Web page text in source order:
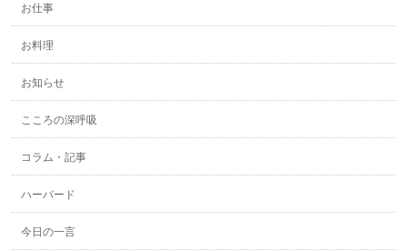
お仕事
お料理
お知らせ
こころの深呼吸
コラム・記事
ハーバード
今日の一言